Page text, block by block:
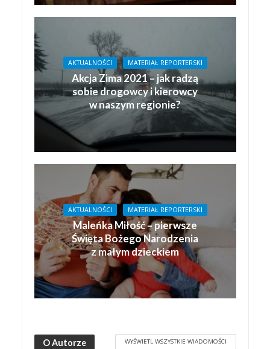
AKTUALNOŚCI MATERIAŁ REPORTERSKI
Akcja Zima 2021 – jak radzą
sobie drogowcy i kierowcy
w naszym regionie?
AKTUALNOŚCI MATERIAŁ REPORTERSKI
Maleńka Miłość – pierwsze
Święta Bożego Narodzenia
z małym dzieckiem
O Autorze WYŚWIETL WSZYSTKIE WIADOMOŚCI